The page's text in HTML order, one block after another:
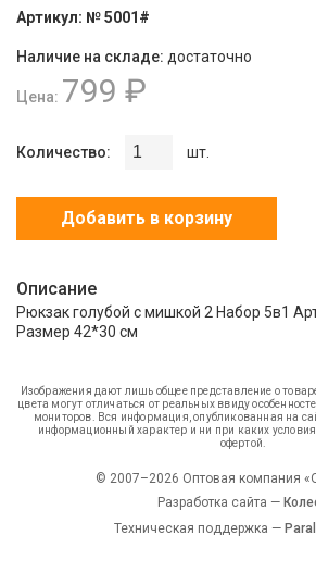
Артикул: № 5001#
Наличие на складе: достаточно
Цена: 799 ₽
Количество: шт.
Добавить в корзину
Описание
Рюкзак голубой с мишкой 2 Набор 5в1
Размер 42*30 см
Изображения дают лишь общее представление о
цвета могут отличаться от реальных ввиду
мониторов. Вся информация, опубликованная на
информационный характер и ни при каких
офертой.
© 2007–2026 Оптовая компания
Разработка сайта —
Техническая поддержка —